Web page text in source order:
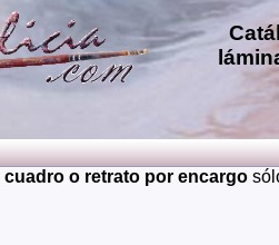
Envios
cuadro o retrato por encargo